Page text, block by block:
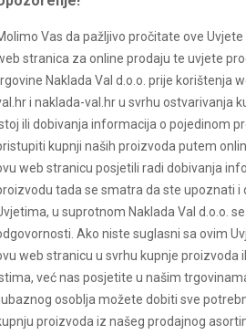
Vas da pažljivo pročitate ove Uvjete
stranica za online prodaju te uvjete
Naklada Val d.o.o. prije korištenja
i naklada-val.hr u svrhu ostvarivanja
ili dobivanja informacija o pojedinom
kupnji naših proizvoda putem
web stranicu posjetili radi dobivanja
tada se smatra da ste upoznati i
u suprotnom Naklada Val d.o.o.
Ako niste suglasni sa ovim
web stranicu u svrhu kupnje proizvoda
već nas posjetite u našim
osoblja možete dobiti sve
proizvoda iz našeg prodajnog